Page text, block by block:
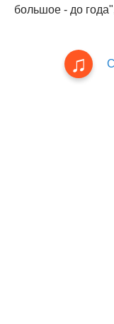
большое - до